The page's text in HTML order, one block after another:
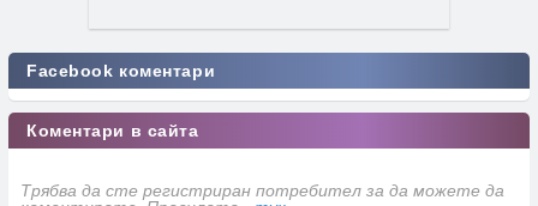
Facebook коментари
Коментари в сайта
Трябва да сте регистриран потребител за да можете да